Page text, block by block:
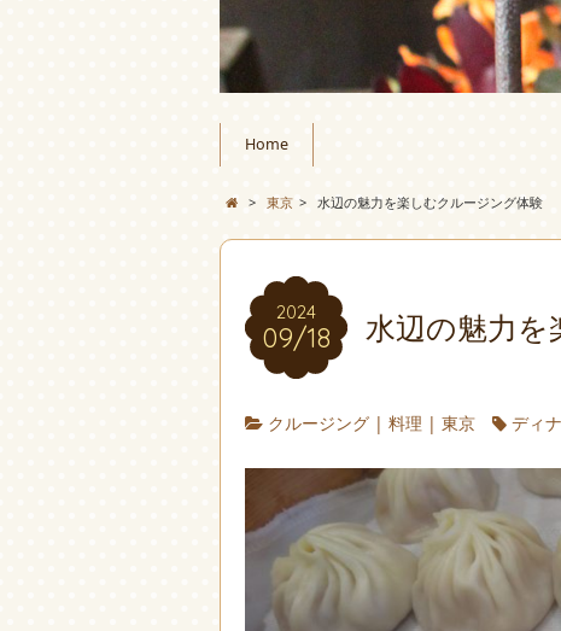
Home
> 東京 > 水辺の魅力を楽しむクルージング体験
2024
09/18 水辺の魅力
クルージング |料理 |東京 ディ